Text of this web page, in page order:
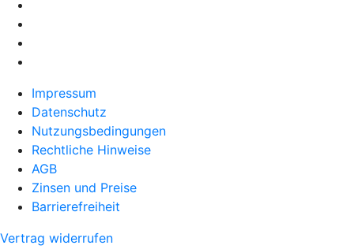
Impressum
Datenschutz
Nutzungsbedingungen
Rechtliche Hinweise
AGB
Zinsen und Preise
Barrierefreiheit
Vertrag widerrufen